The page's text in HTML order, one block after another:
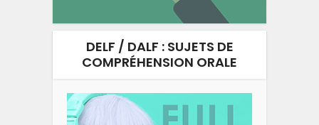
DELF / DALF : SUJETS DE
COMPRÉHENSION ORALE